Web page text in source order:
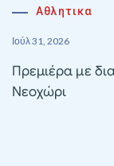
Αθλητικα
Ιούλ 31, 2026
Πρεμιέρα με
Νεοχώρι